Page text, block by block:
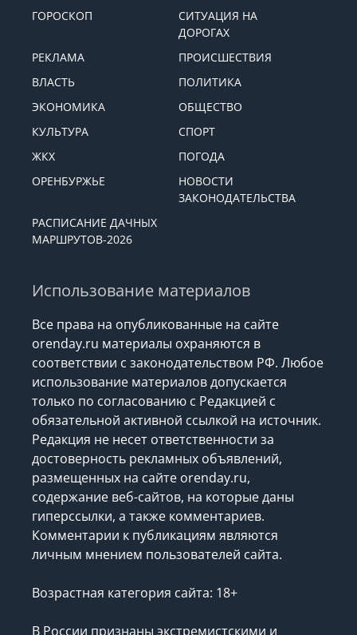
ГОРОСКОП
СИТУАЦИЯ НА
ДОРОГАХ
РЕКЛАМА
ПРОИСШЕСТВИЯ
ВЛАСТЬ
ПОЛИТИКА
ЭКОНОМИКА
ОБЩЕСТВО
КУЛЬТУРА
СПОРТ
ЖКХ
ПОГОДА
ОРЕНБУРЖЬЕ
НОВОСТИ
ЗАКОНОДАТЕЛЬСТВА
РАСПИСАНИЕ ДАЧНЫХ
МАРШРУТОВ-2026
Использование материалов
Все права на опубликованные на сайте
orenday.ru материалы охраняются в
соответствии с законодательством РФ. Любое
использование материалов допускается
только по согласованию с Редакцией с
обязательной активной ссылкой на источник.
Редакция не несет ответственности за
достоверность рекламных объявлений,
размещенных на сайте orenday.ru,
содержание веб-сайтов, на которые даны
гиперссылки, а также комментариев.
Комментарии к публикациям являются
личным мнением пользователей сайта.
Возрастная категория сайта: 18+
В России признаны экстремистскими и